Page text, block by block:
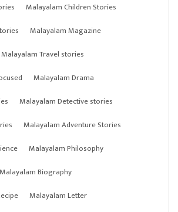
Malayalam Children Stories
Malayalam Magazine
Malayalam Travel stories
Malayalam Drama
Malayalam Detective stories
Malayalam Adventure Stories
Malayalam Philosophy
Malayalam Biography
Malayalam Letter